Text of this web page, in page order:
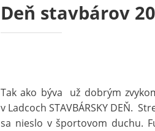
Deň stavbárov
Tak ako býva už dobrým
v Ladcoch STAVBÁRSKY DEŇ.
sa nieslo v športovom duchu.